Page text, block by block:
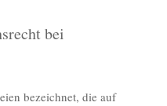
bei
bezeichnet, die auf